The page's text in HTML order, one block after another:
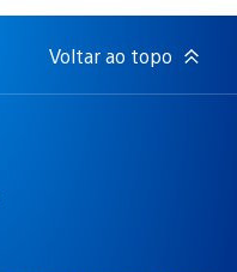
Voltar ao topo